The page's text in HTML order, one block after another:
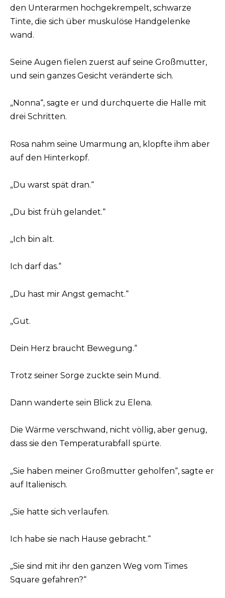
den Unterarmen hochgekrempelt, schwarze
Tinte, die sich über muskulöse Handgelenke
wand.
Seine Augen fielen zuerst auf seine Großmutter,
und sein ganzes Gesicht veränderte sich.
„Nonna“, sagte er und durchquerte die Halle mit
drei Schritten.
Rosa nahm seine Umarmung an, klopfte ihm aber
auf den Hinterkopf.
„Du warst spät dran.“
„Du bist früh gelandet.“
„Ich bin alt.
Ich darf das.“
„Du hast mir Angst gemacht.“
„Gut.
Dein Herz braucht Bewegung.“
Trotz seiner Sorge zuckte sein Mund.
Dann wanderte sein Blick zu Elena.
Die Wärme verschwand, nicht völlig, aber genug,
dass sie den Temperaturabfall spürte.
„Sie haben meiner Großmutter geholfen“, sagte er
auf Italienisch.
„Sie hatte sich verlaufen.
Ich habe sie nach Hause gebracht.“
„Sie sind mit ihr den ganzen Weg vom Times
Square gefahren?“